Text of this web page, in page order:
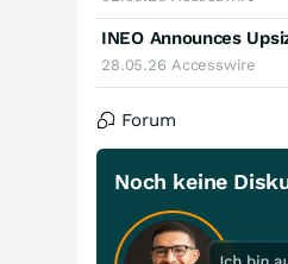
INEO Announces
28.05.26 Accesswire
Forum
Noch keine